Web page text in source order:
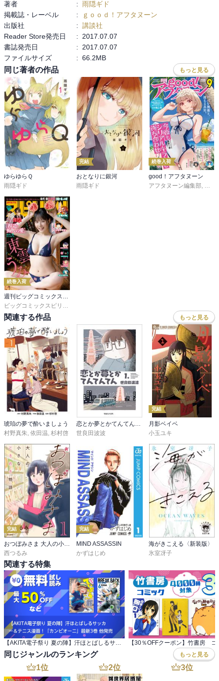
著者
: 雨隠ギド
掲載誌・レーベル
:
ｇｏｏｄ！アフタヌーン
出版社
: 講談社
Reader Store発売日
:
2017.07.07
書誌発売日
:
2017.07.07
ファイルサイズ
: 66.2MB
同じ著者の作品 もっと見る
ゆらゆらＱ
雨隠ギド
完結
おとなりに銀河
雨隠ギド
続巻入荷
good！アフタヌーン
アフタヌーン編集部, 泉光
続巻入荷
関連する作品 もっと見る
琥珀の夢で酔いましょう
村野真朱, 依田温, 杉村啓
恋とか夢とかてんてんてん
世良田波波
完結
月影ベイベ
小玉ユキ
完結
西つるみ
完結
MIND ASSASSIN
かずはじめ
海がきこえる〈新装版〉
氷室冴子
関連する特集
同じジャンルのランキング もっと見る
1位 2位 3位